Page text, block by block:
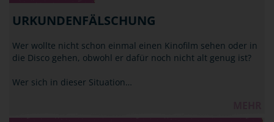
URKUNDENFÄLSCHUNG
Wer wollte nicht schon einmal einen Kinofilm sehen oder in
die Disco gehen, obwohl er dafür noch nicht alt genug ist?
Wer sich in dieser Situation…